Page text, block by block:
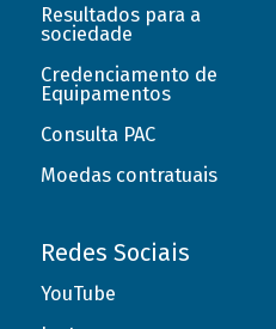
Resultados para a
sociedade
Credenciamento de
Equipamentos
Consulta PAC
Moedas contratuais
Redes Sociais
YouTube